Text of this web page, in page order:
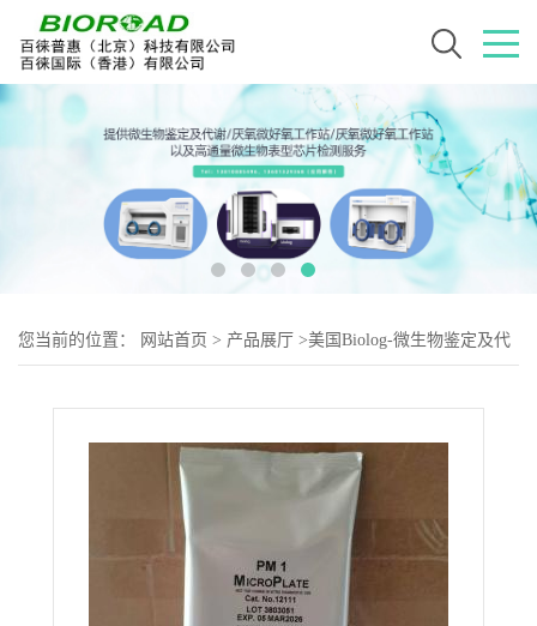
您当前的位置： 网站首页 > 产品展厅 >美国Biolog-微生物鉴定及代